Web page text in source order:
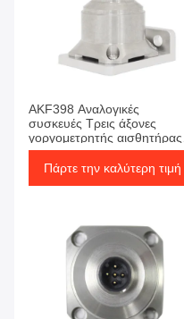
AKF398 Αναλογικές
συσκευές Τρεις άξονες
γοργομετρητής αισθητήρας
χαμηλής συχνότητας
δονήσεις
Πάρτε την καλύτερη τιμή